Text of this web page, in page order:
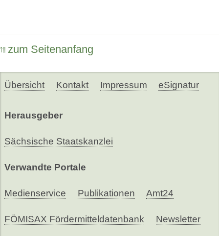
zum Seitenanfang
Übersicht Kontakt Impressum eSignatur
Herausgeber
Sächsische Staatskanzlei
Verwandte Portale
Medienservice Publikationen Amt24
FÖMISAX Fördermitteldatenbank Newsletter